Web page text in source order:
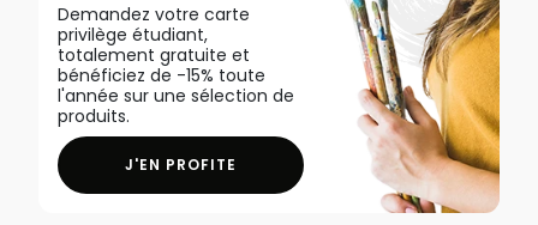
Demandez votre carte
privilège étudiant,
totalement gratuite et
bénéficiez de -15% toute
l'année sur une sélection de
produits.
J'EN PROFITE